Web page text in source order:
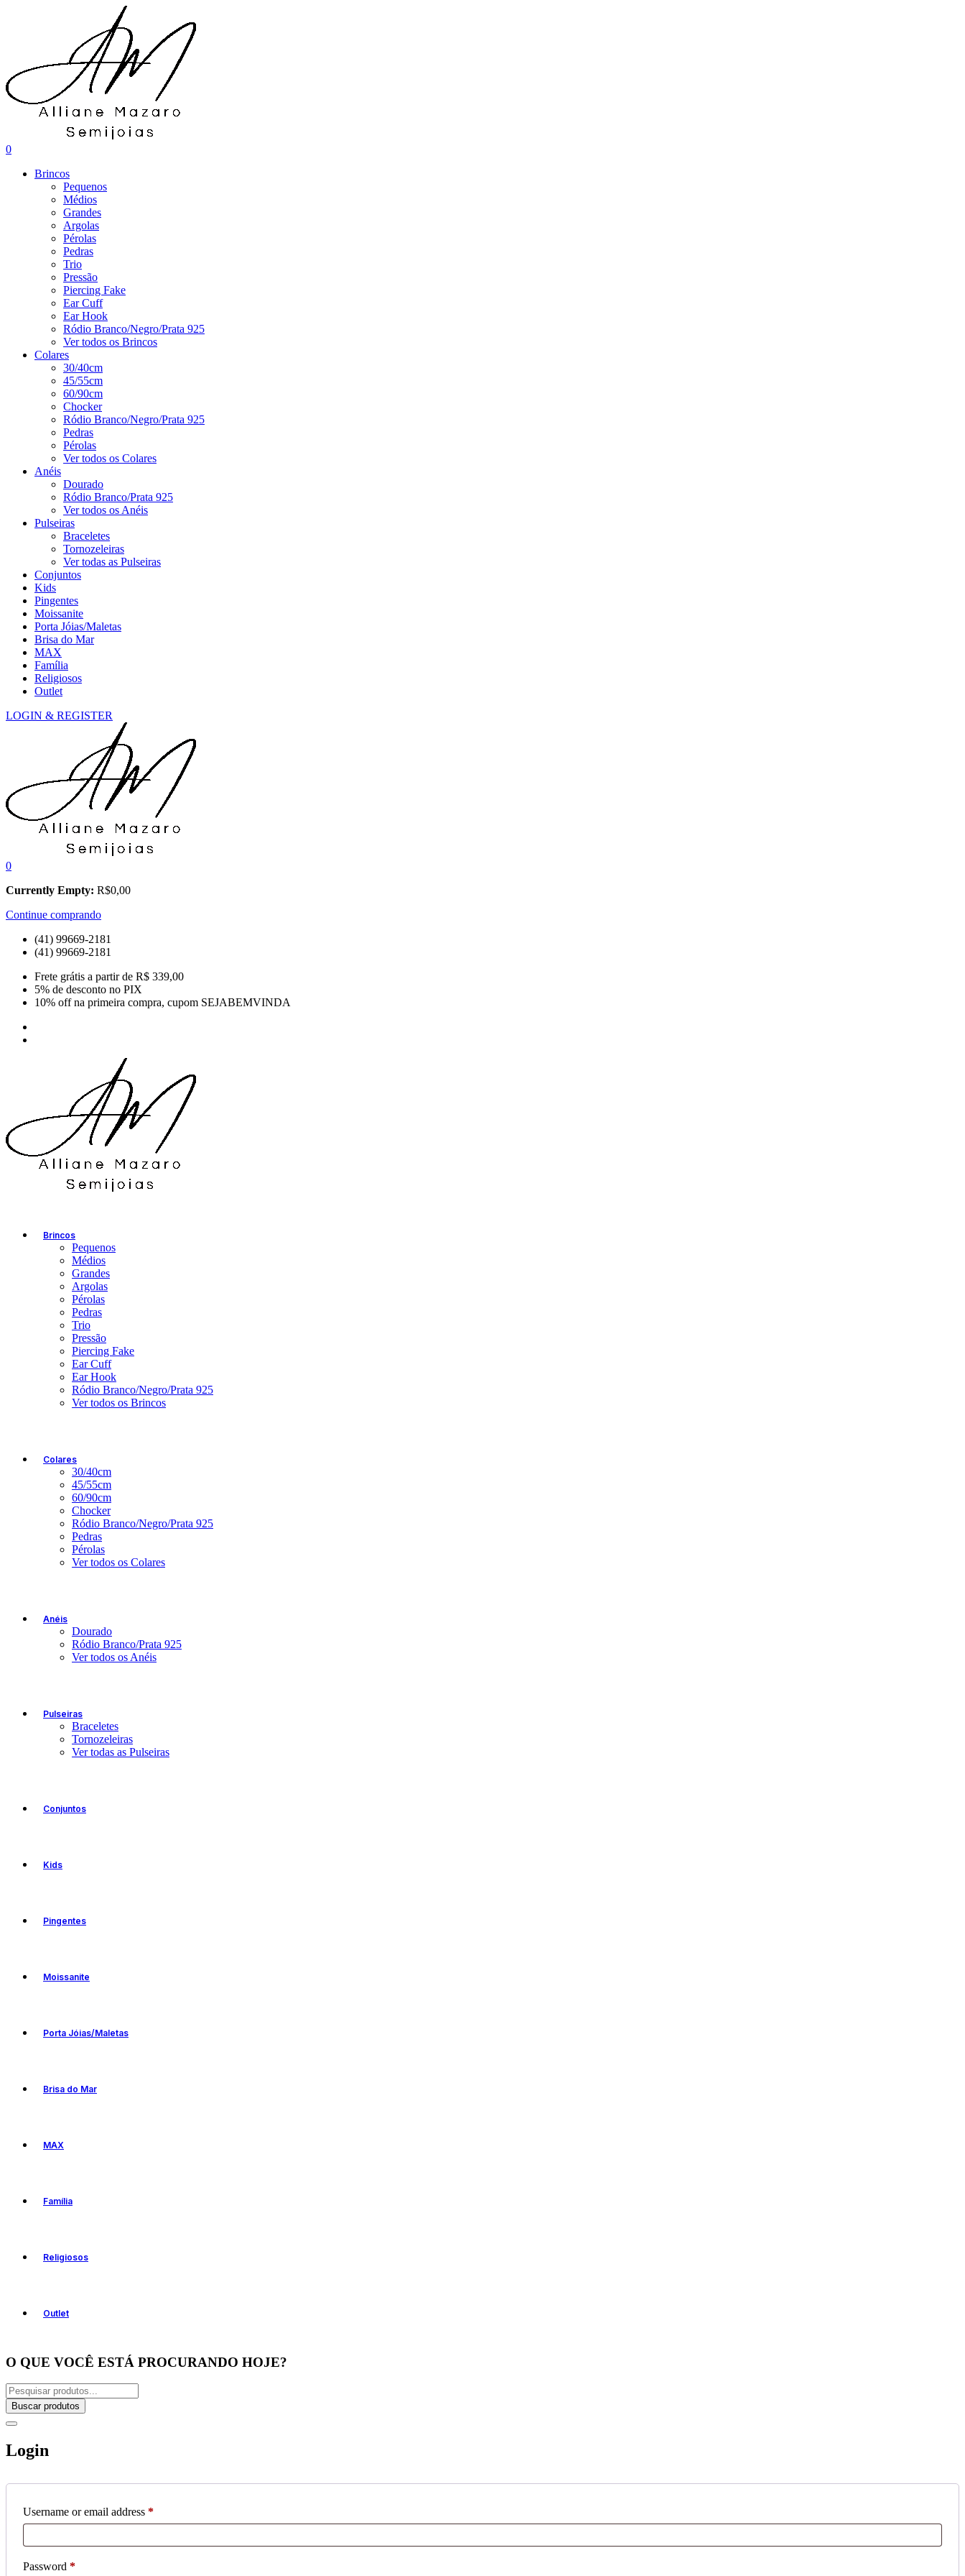
0
Brincos
Pequenos
Médios
Grandes
Argolas
Pérolas
Pedras
Trio
Pressão
Piercing Fake
Ear Cuff
Ear Hook
Ródio Branco/Negro/Prata 925
Ver todos os Brincos
Colares
30/40cm
45/55cm
60/90cm
Chocker
Ródio Branco/Negro/Prata 925
Pedras
Pérolas
Ver todos os Colares
Anéis
Dourado
Ródio Branco/Prata 925
Ver todos os Anéis
Pulseiras
Braceletes
Tornozeleiras
Ver todas as Pulseiras
Conjuntos
Kids
Pingentes
Moissanite
Porta Jóias/Maletas
Brisa do Mar
MAX
Família
Religiosos
Outlet
LOGIN & REGISTER
0
Currently Empty: R$0,00
Continue comprando
(41) 99669-2181
(41) 99669-2181
Frete grátis a partir de R$ 339,00
5% de desconto no PIX
10% off na primeira compra, cupom SEJABEMVINDA
Brincos
Pequenos
Médios
Grandes
Argolas
Pérolas
Pedras
Trio
Pressão
Piercing Fake
Ear Cuff
Ear Hook
Ródio Branco/Negro/Prata 925
Ver todos os Brincos
Colares
30/40cm
45/55cm
60/90cm
Chocker
Ródio Branco/Negro/Prata 925
Pedras
Pérolas
Ver todos os Colares
Anéis
Dourado
Ródio Branco/Prata 925
Ver todos os Anéis
Pulseiras
Braceletes
Tornozeleiras
Ver todas as Pulseiras
Conjuntos
Kids
Pingentes
Moissanite
Porta Jóias/Maletas
Brisa do Mar
MAX
Família
Religiosos
Outlet
O QUE VOCÊ ESTÁ PROCURANDO HOJE?
Buscar produtos
Login
Username or email address *
Password *